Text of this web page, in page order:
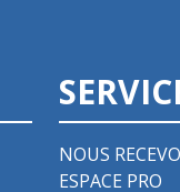
NOUS
ESPACE PRO